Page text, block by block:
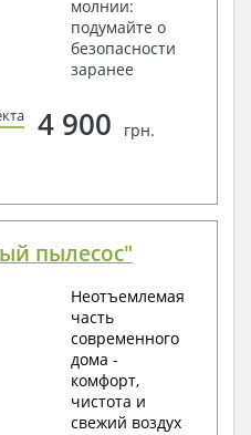
молнии:
подумайте о
безопасности
заранее
4 900 грн.
пылесос"
Неотъемлемая
часть
современного
дома -
комфорт,
чистота и
свежий воздух